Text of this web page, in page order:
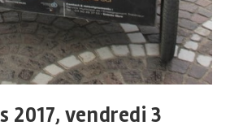
2017, vendredi 3